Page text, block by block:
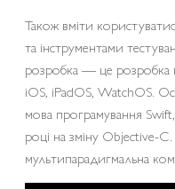
Також вміти
та інструментами
розробка — це розробка
iOS, iPadOS, WatchOS.
мова програмування
році на зміну Objective-
мультипарадигмальна